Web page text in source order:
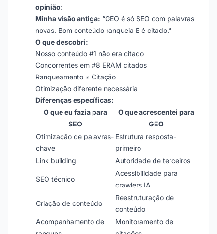
opinião:
Minha visão antiga: “GEO é só SEO com palavras
novas. Bom conteúdo ranqueia E é citado.”
O que descobri:
Nosso conteúdo #1 não era citado
Concorrentes em #8 ERAM citados
Ranqueamento ≠ Citação
Otimização diferente necessária
Diferenças específicas:
O que eu fazia para
SEO
O que acrescentei para
GEO
Otimização de palavras-
chave
Estrutura resposta-
primeiro
Link building
Autoridade de terceiros
SEO técnico
Acessibilidade para
crawlers IA
Criação de conteúdo
Reestruturação de
conteúdo
Acompanhamento de
Monitoramento de